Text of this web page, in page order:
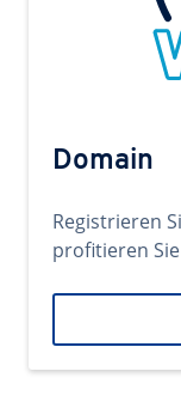
Domain
Registrieren
profitieren